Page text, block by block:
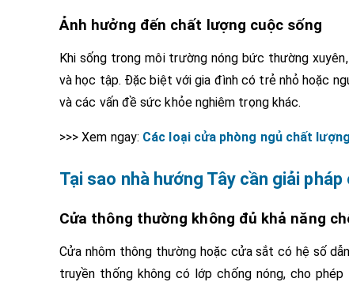
Ảnh hưởng đến chất lượng cuộc sống
Khi sống trong môi trường nóng bức thường
và học tập. Đặc biệt với gia đình có trẻ nhỏ hoặc
và các vấn đề sức khỏe nghiêm trọng khác.
>>> Xem ngay: Các loại cửa phòng ngủ chất
Tại sao nhà hướng Tây cần giải
Cửa thông thường không đủ khả năng
Cửa nhôm thông thường hoặc cửa sắt có hệ số
truyền thống không có lớp chống nóng, cho